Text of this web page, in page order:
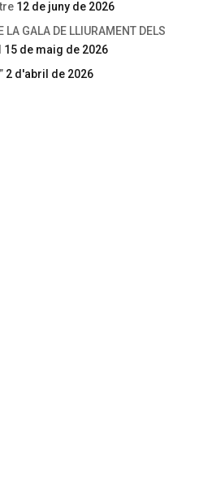
12 de juny de 2026
LA GALA DE LLIURAMENT DELS
15 de maig de 2026
2 d'abril de 2026